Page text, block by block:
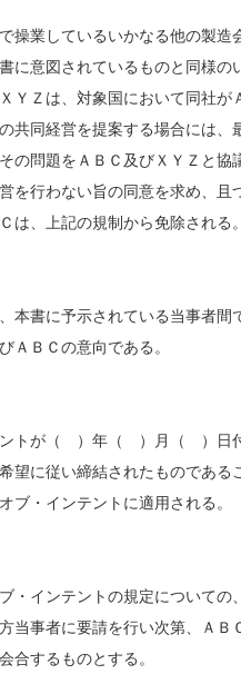
操業しているいかなる他の製
に意図されているものと同様
ＹＺは、対象国において同社
共同経営を提案する場合には、
の問題をＡＢＣ及びＸＹＺと
を行わない旨の同意を求め、
は、上記の規制から免除される。
本書に予示されている当事者間
ＡＢＣの意向である。
ントが（ ）年（ ）月（ ）日
望に従い締結されたものであ
ブ・インテントに適用される。
・インテントの規定について
当事者に要請を行い次第、Ａ
合するものとする。